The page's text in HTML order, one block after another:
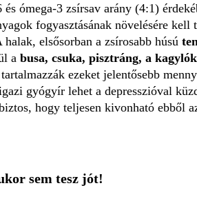
ómega-3 zsírsav arány (4:1)
fogyasztásának növelésére
elsősorban a zsírosabb húsú
a busa, csuka, pisztráng, a kagylók
tartalmazzák ezeket jelentősebb
gyógyír lehet a depresszióval
hogy teljesen kivonható ebből
sem tesz jót!